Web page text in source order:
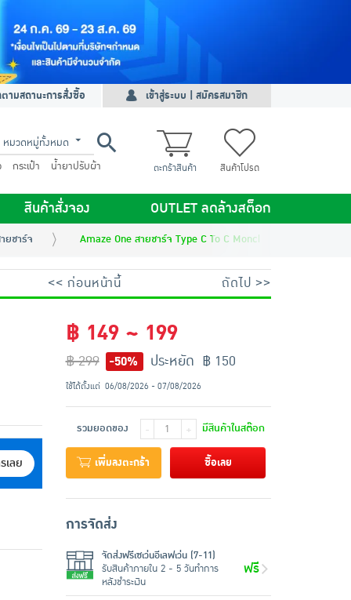
ามสถานะการสั่งซื้อ เข้าสู่ระบบ | สมัครสมาชิก
หมวดหมู่ทั้งหมด
กระเป๋า
น้ำยาปรับผ้า
ตะกร้าสินค้า สินค้าโปรด
สินค้าสั่งจอง OUTLET ลดล้างสต็อก
ยชาร์จ Amaze One สายชาร์จ Type C To C Monchhichi รุ่น AMCC011
<< ก่อนหน้านี้
ถัดไป >>
เลย
฿ 149 ~ 199
฿ 299 -50% ประหยัด ฿ 150
ใช้ได้ตั้งแต่ 06/08/2026 - 07/08/2026
รวมยอดของ - + มีสินค้าในสต๊อก
เพิ่มลงตะกร้า ซื้อเลย
การจัดส่ง
จัดส่งฟรีเซเว่นอีเลฟเว่น (7-11)
รับสินค้าภายใน 2 - 5 วันทำการ
หลังชำระเงิน
ฟรี